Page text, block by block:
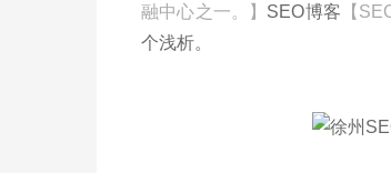
融中心之一。】 SEO博客 【
个浅析。